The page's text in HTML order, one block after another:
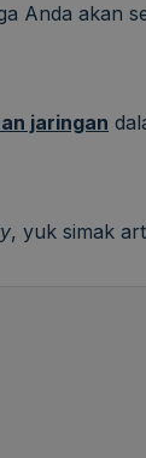
Anda akan
jaringan
, yuk simak